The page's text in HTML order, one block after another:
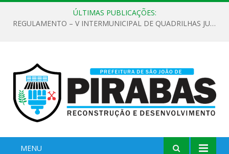
ÚLTIMAS PUBLICAÇÕES:
REGULAMENTO – V INTERMUNICIPAL DE QUADRILHAS JUNINAS 2026
MENU